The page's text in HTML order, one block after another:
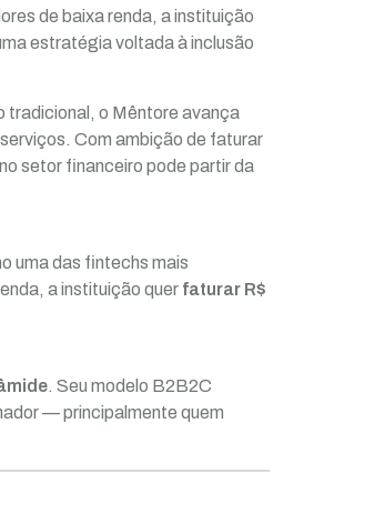
de baixa renda, a instituição
estratégia voltada à inclusão
tradicional, o Mêntore avança
Com ambição de faturar
setor financeiro pode partir da
uma das fintechs mais
a instituição quer faturar R$
. Seu modelo B2B2C
— principalmente quem